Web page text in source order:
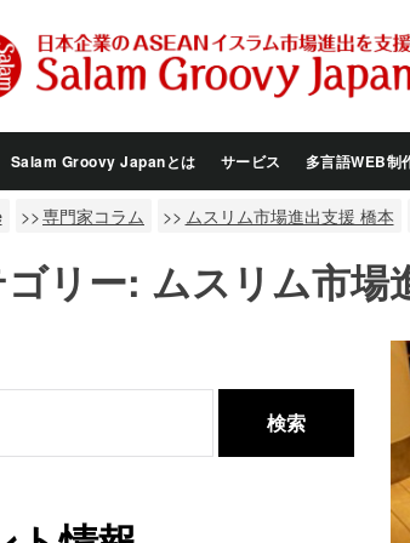
Salam Groovy Japanとは サービス 多言語WEB制
専門家コラム ムスリム市場進出支援 橋本
リー: ムスリム市場